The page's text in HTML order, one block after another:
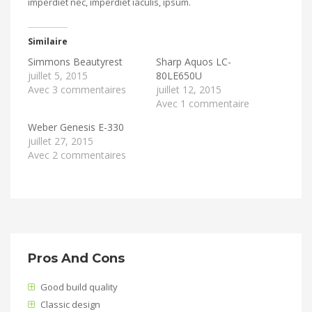
Similaire
Simmons Beautyrest
juillet 5, 2015
Avec 3 commentaires
Sharp Aquos LC-
80LE650U
juillet 12, 2015
Avec 1 commentaire
Weber Genesis E-330
juillet 27, 2015
Avec 2 commentaires
Pros And Cons
Good build quality
Classic design